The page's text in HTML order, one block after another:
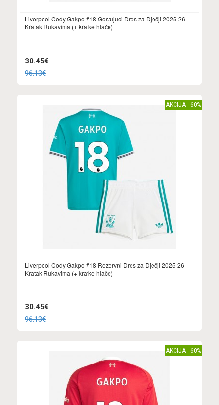
Liverpool Cody Gakpo #18 Gostujuci Dres za Dječji 2025-26
Kratak Rukavima (+ kratke hlače)
30.45€
96.13€
AKCIJA - 60%
Liverpool Cody Gakpo #18 Rezervni Dres za Dječji 2025-26
Kratak Rukavima (+ kratke hlače)
30.45€
96.13€
AKCIJA - 60%